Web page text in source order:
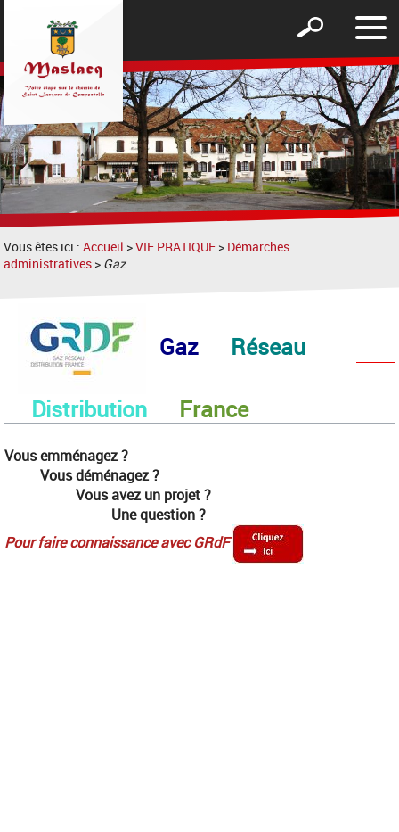
le
Afficher
formulaire
de
recherche
Vous êtes ici :Accueil >VIE PRATIQUE > Démarches
administratives > Gaz
Gaz Réseau
Distribution France
Vous emménagez ?
​Vous déménagez ?
Vous avez un projet ?
Une question ?
Pour faire connaissance avec GRdF